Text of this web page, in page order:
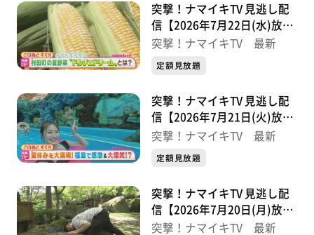
突撃！ナマイキTV 見逃し配
信【2026年7月22日(水)放送
分】
突撃！ナマイキTV 最新
定額見放題
突撃！ナマイキTV 見逃し配
信【2026年7月21日(火)放送
分】
突撃！ナマイキTV 最新
定額見放題
突撃！ナマイキTV 見逃し配
信【2026年7月20日(月)放送
分】
突撃！ナマイキTV 最新